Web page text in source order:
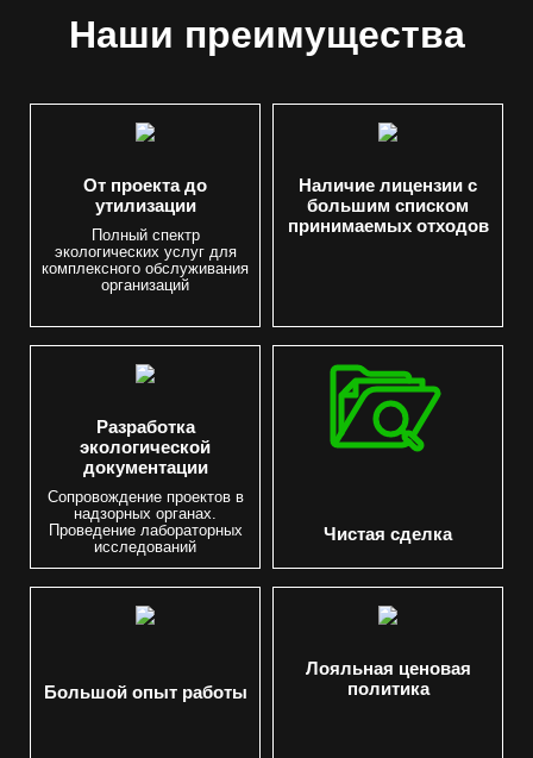
Наши преимущества
От проекта до
утилизации
Полный спектр
экологических услуг для
комплексного обслуживания
организаций
Наличие лицензии с
большим списком
принимаемых отходов
Разработка
экологической
документации
Сопровождение проектов в
надзорных органах.
Проведение лабораторных
исследований
Чистая сделка
Большой опыт работы
Лояльная ценовая
политика